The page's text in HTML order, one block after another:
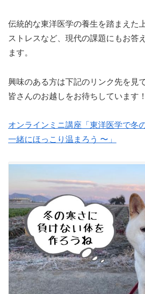
伝統的な東洋医学の養生を踏まえた
ストレスなど、現代の課題にもお答
ます。
興味のある方は下記のリンク先を見
皆さんのお越しをお待ちしています！
オンラインミニ講座「東洋医学で冬
一緒にほっこり温まろう 〜」